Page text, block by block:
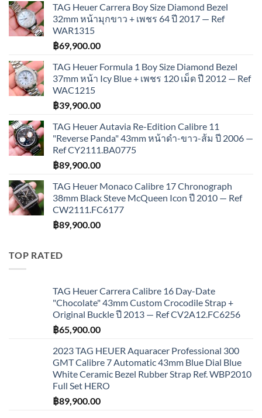
TAG Heuer Carrera Boy Size Diamond Bezel
32mm หน้ามุกขาว + เพชร 64 ปี 2017 — Ref
WAR1315
฿69,900.00
TAG Heuer Formula 1 Boy Size Diamond Bezel
37mm หน้า Icy Blue + เพชร 120 เม็ด ปี 2012 — Ref
WAC1215
฿39,900.00
TAG Heuer Autavia Re-Edition Calibre 11
"Reverse Panda" 43mm หน้าดำ-ขาว-ส้ม ปี 2006 —
Ref CY2111.BA0775
฿89,900.00
TAG Heuer Monaco Calibre 17 Chronograph
38mm Black Steve McQueen Icon ปี 2010 — Ref
CW2111.FC6177
฿89,900.00
TOP RATED
TAG Heuer Carrera Calibre 16 Day-Date
"Chocolate" 43mm Custom Crocodile Strap +
Original Buckle ปี 2013 — Ref CV2A12.FC6256
฿65,900.00
2023 TAG HEUER Aquaracer Professional 300
GMT Calibre 7 Automatic 43mm Blue Dial Blue
White Ceramic Bezel Rubber Strap Ref. WBP2010
Full Set HERO
฿89,900.00